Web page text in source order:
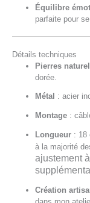
Équilibre
parfaite pour
Détails techniques
Pierres
dorée.
Métal : acier
Montage :
Longueur : 18
à la majorité
ajustement
Création